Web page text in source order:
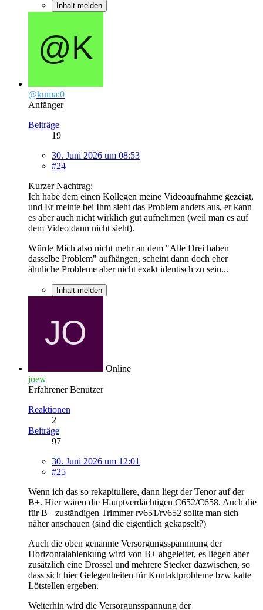
Inhalt melden
@kuma:0
Anfänger
Beiträge
19
30. Juni 2026 um 08:53
#24
Kurzer Nachtrag:
Ich habe dem einen Kollegen meine Videoaufnahme gezeigt,
und Er meinte bei Ihm sieht das Problem anders aus, er kann
es aber auch nicht wirklich gut aufnehmen (weil man es auf
dem Video dann nicht sieht).
Würde Mich also nicht mehr an dem "Alle Drei haben
dasselbe Problem" aufhängen, scheint dann doch eher
ähnliche Probleme aber nicht exakt identisch zu sein...
Inhalt melden
Online
joew
Erfahrener Benutzer
Reaktionen
2
Beiträge
97
30. Juni 2026 um 12:01
#25
Wenn ich das so rekapituliere, dann liegt der Tenor auf der
B+. Hier wären die Hauptverdächtigen C652/C658. Auch die
für B+ zuständigen Trimmer rv651/rv652 sollte man sich
näher anschauen (sind die eigentlich gekapselt?)
Auch die oben genannte Versorgungsspannnung der
Horizontalablenkung wird von B+ abgeleitet, es liegen aber
zusätzlich eine Drossel und mehrere Stecker dazwischen, so
dass sich hier Gelegenheiten für Kontaktprobleme bzw kalte
Lötstellen ergeben.
Weiterhin wird die Versorgunsspannung der